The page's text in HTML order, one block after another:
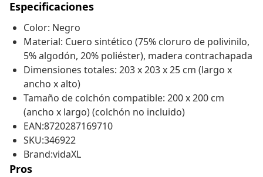
Especificaciones
Color: Negro
Material: Cuero sintético (75% cloruro de polivinilo,
5% algodón, 20% poliéster), madera contrachapada
Dimensiones totales: 203 x 203 x 25 cm (largo x
ancho x alto)
Tamaño de colchón compatible: 200 x 200 cm
(ancho x largo) (colchón no incluido)
EAN:8720287169710
SKU:346922
Brand:vidaXL
Pros